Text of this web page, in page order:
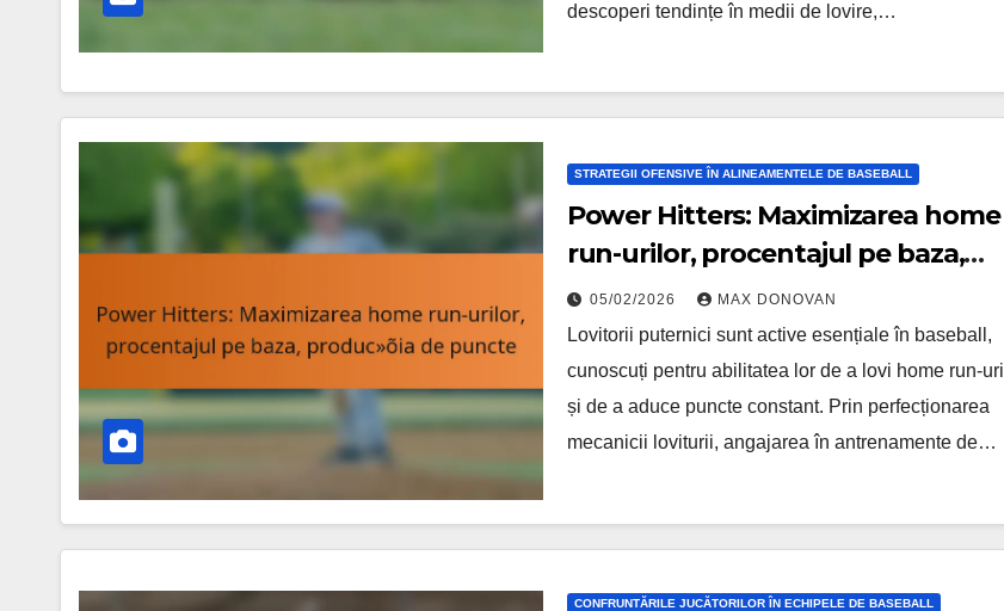
descoperi tendințe în medii de lovire,…
STRATEGII OFENSIVE ÎN ALINEAMENTELE DE BASEBALL
Power Hitters: Maximizarea home
run-urilor, procentajul pe baza,
producția de puncte
05/02/2026 MAX DONOVAN
Lovitorii puternici sunt active esențiale în baseball,
cunoscuți pentru abilitatea lor de a lovi home run-uri
și de a aduce puncte constant. Prin perfecționarea
mecanicii loviturii, angajarea în antrenamente de…
CONFRUNTĂRILE JUCĂTORILOR ÎN ECHIPELE DE BASEBALL